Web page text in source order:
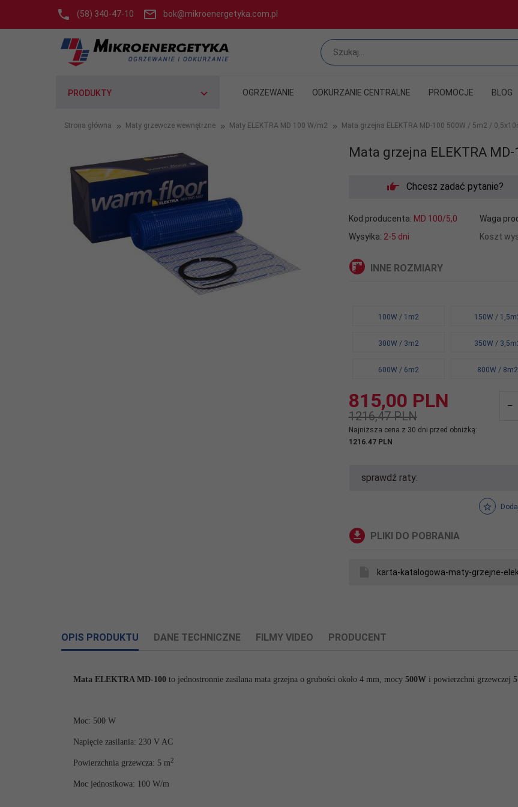
(58) 340-47-10 bok@mikroenergetyka.com.pl
PRODUKTY OGRZEWANIE ODKURZANIE CENTRALNE PROMOCJE BLOG
Strona główna Maty grzewcze wewnętrzne Maty ELEKTRA MD 100 W/m2 Mata grzejna ELEKTRA MD-100 500W / 5m2 /
Mata grzejna ELEKTRA
Chcesz zadać pytanie?
Kod producenta: MD 100/5,0 Waga
Wysyłka: 2-5 dni Koszt
INNE ROZMIARY
100W / 1m2 150W /
300W / 3m2 350W /
600W / 6m2 800W / 8m2
815,00 PLN
1216,47 PLN
Najniższa cena z 30 dni przed obniżką:
1216.47 PLN
sprawdź raty:
PLIKI DO POBRANIA
karta-katalogowa-maty-grzejne-
OPIS PRODUKTU DANE TECHNICZNE FILMY VIDEO PRODUCENT
Mata ELEKTRA MD-100 to jednostronnie zasilana mata grzejna o grubości około 4 mm, mocy 500W i powierzchni grzewczej 5
Moc: 500 W
Napięcie zasilania: 230 V AC
Powierzchnia grzewcza: 5 m2
Moc jednostkowa: 100 W/m
Powierzchnia
Wymiary: 0,5 x 10 m
Rodzaj kabla
Załczniki do produktu
Kazimierza Kamińskiego 4
+48 22 843 32 82